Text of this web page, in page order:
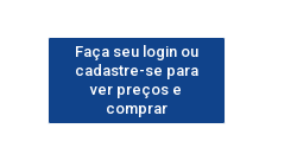
Faça seu login ou
cadastre-se para
ver preços e
comprar